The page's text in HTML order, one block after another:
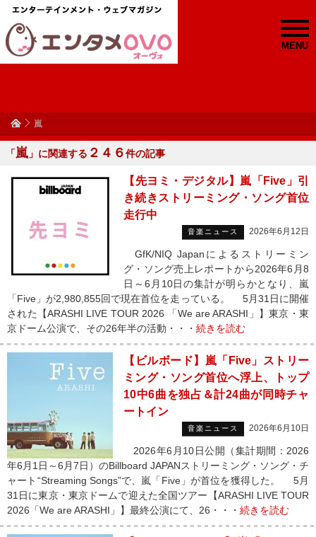
MENU
嵐
「嵐 」に関連する ２４６件の記事
【先ヨミ・デジタル】嵐「Five」引
き続きストリーミング・ソング首位
走行中
音楽ニュース 2026年6月12日
GfK/NIQ Japanによるストリーミン
グ・ソング売上レポートから2026年6月8
日～6月10日の集計が明らかとなり、嵐
「Five」が2,980,855回で現在首位を走っている。 5月31日に開催
された【ARASHI LIVE TOUR 2026 「We are ARASHI」】東京・東
京ドーム公演で、その26年半の活動・・・ 続きを読む
【ビルボード】嵐「Five」ストリー
ミング・ソング首位へ浮上、トップ
10中6曲を独占＆計24曲が同時チャ
ートイン
音楽ニュース 2026年6月10日
2026年6月10日公開（集計期間：2026
年6月1日～6月7日）のBillboard JAPANストリーミング・ソング・チ
ャート“Streaming Songs”で、嵐「Five」が首位を獲得した。 5月
31日に東京・東京ドームで迎えた全国ツアー【ARASHI LIVE TOUR
2026「We are ARASHI」】最終公演にて、26・・・ 続きを読む